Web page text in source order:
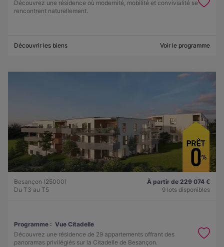
Découvrez une résidence où modernité, mobilité et convivialité se
rencontrent naturellement.
Découvrir les biens Voir le programme
Besançon (25000)
Du T3 au T5
À partir de 229 074 €
9 lots disponibles
Programme : Vue Citadelle
Découvrez une résidence de 29 appartements offrant des
panoramas privilégiés sur la Citadelle de Besançon.